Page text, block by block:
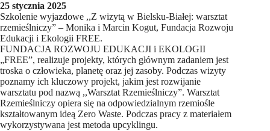
25 stycznia 2025
Szkolenie wyjazdowe ,,Z wizytą w Bielsku-Białej: warsztat
rzemieślniczy” – Monika i Marcin Kogut, Fundacja Rozwoju
Edukacji i Ekologii FREE.
FUNDACJA ROZWOJU EDUKACJI i EKOLOGII
„FREE”, realizuje projekty, których głównym zadaniem jest
troska o człowieka, planetę oraz jej zasoby. Podczas wizyty
poznamy ich kluczowy projekt, jakim jest rozwijanie
warsztatu pod nazwą ,,Warsztat Rzemieślniczy”. Warsztat
Rzemieślniczy opiera się na odpowiedzialnym rzemiośle
kształtowanym ideą Zero Waste. Podczas pracy z materiałem
wykorzystywana jest metoda upcyklingu.